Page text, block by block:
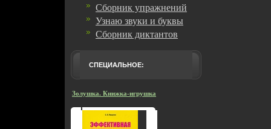
Сборник упражнений
Узнаю звуки и буквы
Сборник диктантов
СПЕЦИАЛЬНОЕ:
Золушка. Книжка-игрушка